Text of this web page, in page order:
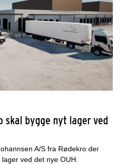
skal bygge nyt lager ved
A/S fra Rødekro der
ved det nye OUH.